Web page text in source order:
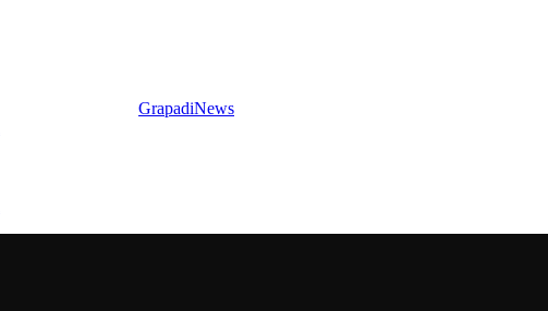
GrapadiNews